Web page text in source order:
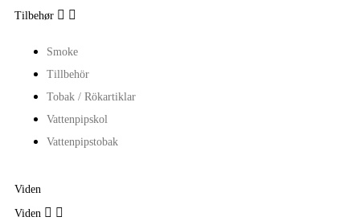
Tilbehør  
Smoke
Tillbehör
Tobak / Rökartiklar
Vattenpipskol
Vattenpipstobak
Viden
Viden  